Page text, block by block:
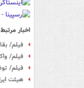
اخبار مرتبط
فیلم/
فیلم/
فیلم/
هیئت ایرانی